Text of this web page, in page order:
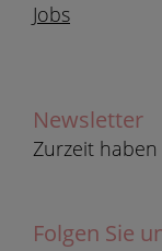
Jobs
Newsletter
Zurzeit
Folgen Sie